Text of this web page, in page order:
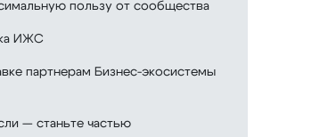
пользу от сообщества
ИЖС
партнерам Бизнес-экосистемы
— станьте частью